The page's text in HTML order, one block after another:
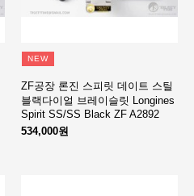
NEW
ZF공장 론진 스피릿 데이트 스틸
블랙다이얼 브레이슬릿 Longines
Spirit SS/SS Black ZF A2892
534,000원